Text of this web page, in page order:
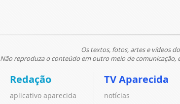
Os textos, fotos, artes e vídeos
Não reproduza o conteúdo em outro meio de comunicação,
Redação
aplicativo aparecida
TV Aparecida
notícias